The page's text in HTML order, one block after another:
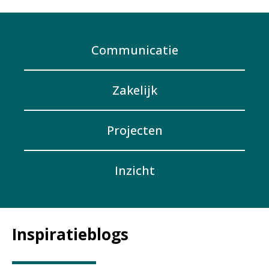
Communicatie
Zakelijk
Projecten
Inzicht
Inspiratieblogs